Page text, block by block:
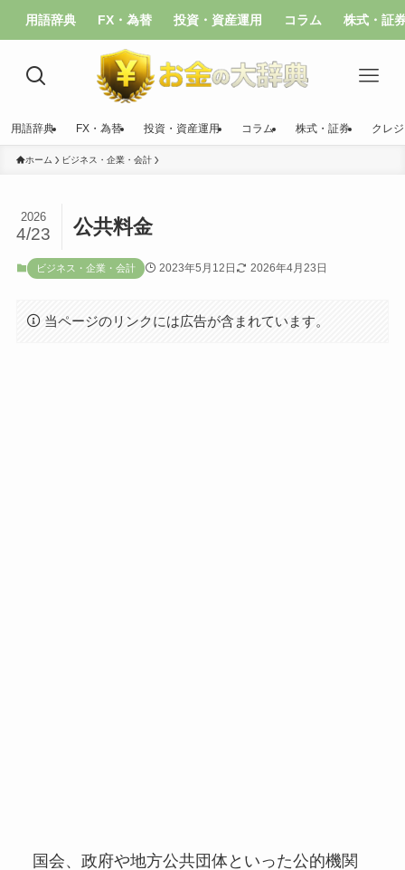
用語辞典 FX・為替 投資・資産運用 コラム 株式・証
用語辞典 FX・為替 投資・資産運用 コラム 株式・証券 クレ
ホーム ビジネス・企業・会計
公共料金
2026
4/23
ビジネス・企業・会計 2023年5月12日 2026年4月23日
当ページのリンクには広告が含まれています。
国会、政府や地方公共団体といった公的機関